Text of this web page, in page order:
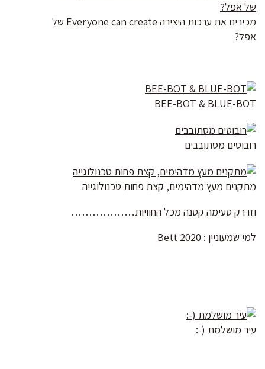
מכירים את ערכות היצירה Everyone can create של
אפל?
BEE-BOT & BLUE-BOT
רובוטים מסתובבים
מתקנים מעץ מדהימים, קצת פחות טכנולוגייה
וזו רק טעימה קטנה מכל החוויות………………
למי שמעוניין : Bett 2020
עיר מושלמת (-: